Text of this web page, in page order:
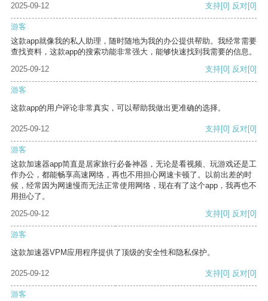
2025-09-12 支持[0] 反对[0]
游客
这款app就像我的私人助理，随时随地为我的办公提供帮助。我经常需要
查找资料，这款app的搜索功能非常强大，能够快速找到我需要的信息。
2025-09-12
支持[0] 反对[0]
游客
这款app的用户评论非常真实，可以帮助我做出更准确的选择。
2025-09-12 支持[0] 反对[0]
游客
这款加速器app简直是居家旅行必备神器，无论是看视频、玩游戏还是工
作办公，都能畅享高速网络，再也不用担心网速卡顿了。以前出差的时
候，经常因为网速慢而无法正常使用网络，现在有了这个app，我再也不
用担心了。
2025-09-12
支持[0] 反对[0]
游客
这款加速器VPM应用程序提供了顶级的安全性和隐私保护。
2025-09-12 支持[0] 反对[0]
游客